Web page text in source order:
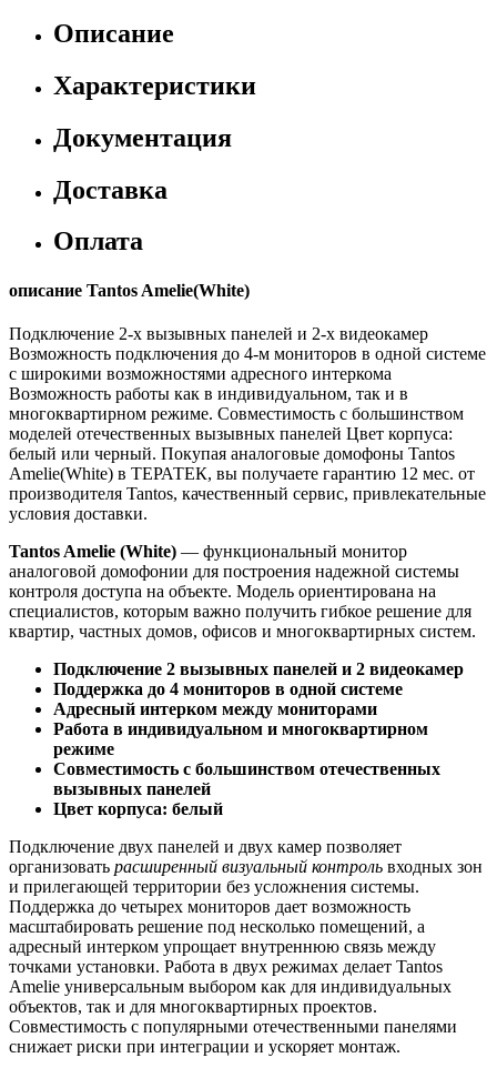
Описание
Характеристики
Документация
Доставка
Оплата
описание Tantos Amelie(White)
Подключение 2-х вызывных панелей и 2-х видеокамер
Возможность подключения до 4-м мониторов в одной системе
с широкими возможностями адресного интеркома
Возможность работы как в индивидуальном, так и в
многоквартирном режиме. Совместимость с большинством
моделей отечественных вызывных панелей Цвет корпуса:
белый или черный. Покупая аналоговые домофоны Tantos
Amelie(White) в ТЕРАТЕК, вы получаете гарантию 12 мес. от
производителя Tantos, качественный сервис, привлекательные
условия доставки.
Tantos Amelie (White) — функциональный монитор
аналоговой домофонии для построения надежной системы
контроля доступа на объекте. Модель ориентирована на
специалистов, которым важно получить гибкое решение для
квартир, частных домов, офисов и многоквартирных систем.
Подключение 2 вызывных панелей и 2 видеокамер
Поддержка до 4 мониторов в одной системе
Адресный интерком между мониторами
Работа в индивидуальном и многоквартирном
режиме
Совместимость с большинством отечественных
вызывных панелей
Цвет корпуса: белый
Подключение двух панелей и двух камер позволяет
организовать расширенный визуальный контроль входных зон
и прилегающей территории без усложнения системы.
Поддержка до четырех мониторов дает возможность
масштабировать решение под несколько помещений, а
адресный интерком упрощает внутреннюю связь между
точками установки. Работа в двух режимах делает Tantos
Amelie универсальным выбором как для индивидуальных
объектов, так и для многоквартирных проектов.
Совместимость с популярными отечественными панелями
снижает риски при интеграции и ускоряет монтаж.